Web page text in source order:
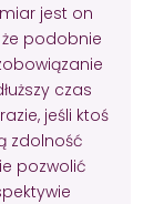
jest on
podobnie
czas
jeśli ktoś
zdolność
pozwolić